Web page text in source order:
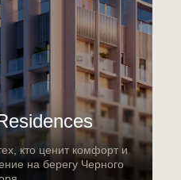
кто ценит комфорт и
на берегу Черного